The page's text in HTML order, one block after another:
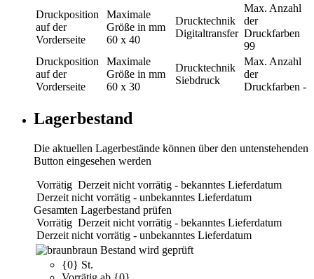
Druckposition
auf der
Vorderseite
Maximale
Größe in mm
60 x 40
Drucktechnik
Digitaltransfer
Max. Anzahl
der
Druckfarben
99
Druckposition
auf der
Vorderseite
Maximale
Größe in mm
60 x 30
Drucktechnik
Siebdruck
Max. Anzahl
der
Druckfarben -
Lagerbestand
Die aktuellen Lagerbestände können über den untenstehenden
Button eingesehen werden
Vorrätig Derzeit nicht vorrätig - bekanntes Lieferdatum
Derzeit nicht vorrätig - unbekanntes Lieferdatum
Gesamten Lagerbestand prüfen
Vorrätig Derzeit nicht vorrätig - bekanntes Lieferdatum
Derzeit nicht vorrätig - unbekanntes Lieferdatum
braun Bestand wird geprüft
{0} St.